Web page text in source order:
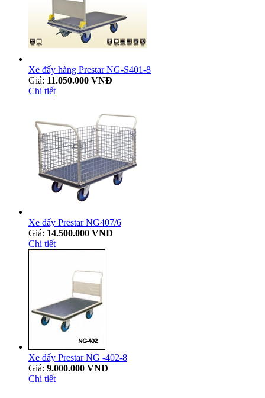
Xe đẩy hàng Prestar NG-S401-8
Giá: 11.050.000 VNĐ
Chi tiết
Xe đẩy Prestar NG407/6
Giá: 14.500.000 VNĐ
Chi tiết
Xe đẩy Prestar NG -402-8
Giá: 9.000.000 VNĐ
Chi tiết